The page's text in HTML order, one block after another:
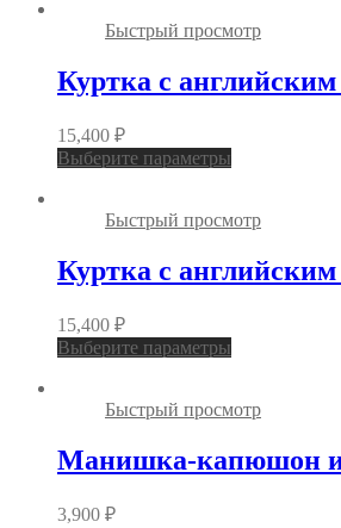
Быстрый просмотр
Куртка с
15,400 ₽
Выберите параметры
Быстрый просмотр
Куртка с
15,400 ₽
Выберите параметры
Быстрый просмотр
Манишка-капюшон
3,900 ₽